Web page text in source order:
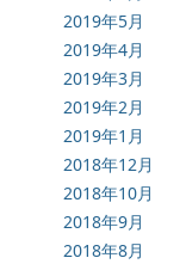
2019年5月
2019年4月
2019年3月
2019年2月
2019年1月
2018年12月
2018年10月
2018年9月
2018年8月